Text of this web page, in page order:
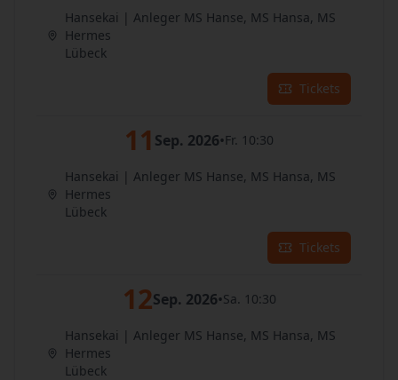
Hansekai | Anleger MS Hanse, MS Hansa, MS
Hermes
Lübeck
Tickets
11 Sep. 2026•Fr. 10:30
Hansekai | Anleger MS Hanse, MS Hansa, MS
Hermes
Lübeck
Tickets
12Sep. 2026•Sa. 10:30
Hansekai | Anleger MS Hanse, MS Hansa, MS
Hermes
Lübeck